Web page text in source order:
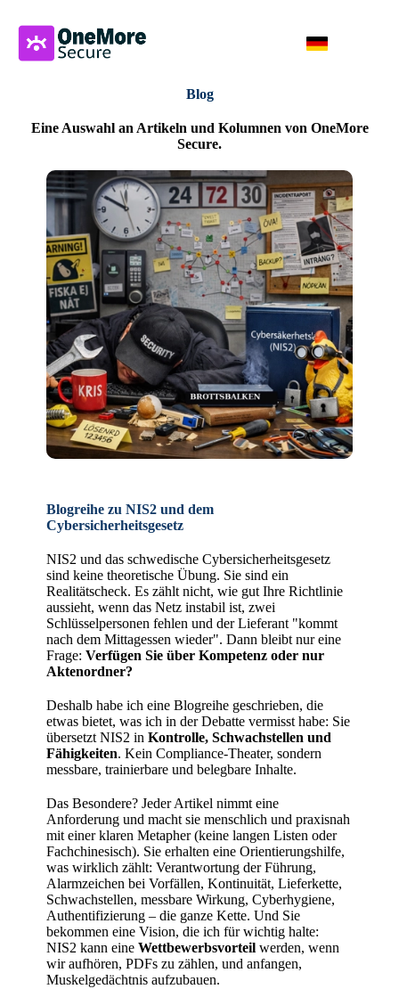
Blog
Eine Auswahl an Artikeln und Kolumnen von OneMore
Secure.
Blogreihe zu NIS2 und dem
Cybersicherheitsgesetz
NIS2 und das schwedische Cybersicherheitsgesetz
sind keine theoretische Übung. Sie sind ein
Realitätscheck. Es zählt nicht, wie gut Ihre Richtlinie
aussieht, wenn das Netz instabil ist, zwei
Schlüsselpersonen fehlen und der Lieferant "kommt
nach dem Mittagessen wieder". Dann bleibt nur eine
Frage:Verfügen Sie über Kompetenz oder nur
Aktenordner?
Deshalb habe ich eine Blogreihe geschrieben, die
etwas bietet, was ich in der Debatte vermisst habe: Sie
übersetzt NIS2 inKontrolle, Schwachstellen und
Fähigkeiten. Kein Compliance-Theater, sondern
messbare, trainierbare und belegbare Inhalte.
Das Besondere? Jeder Artikel nimmt eine
Anforderung und macht sie menschlich und praxisnah
mit einer klaren Metapher (keine langen Listen oder
Fachchinesisch). Sie erhalten eine Orientierungshilfe,
was wirklich zählt: Verantwortung der Führung,
Alarmzeichen bei Vorfällen, Kontinuität, Lieferkette,
Schwachstellen, messbare Wirkung, Cyberhygiene,
Authentifizierung – die ganze Kette. Und Sie
bekommen eine Vision, die ich für wichtig halte:
NIS2 kann eineWettbewerbsvorteil werden, wenn
wir aufhören, PDFs zu zählen, und anfangen,
Muskelgedächtnis aufzubauen.